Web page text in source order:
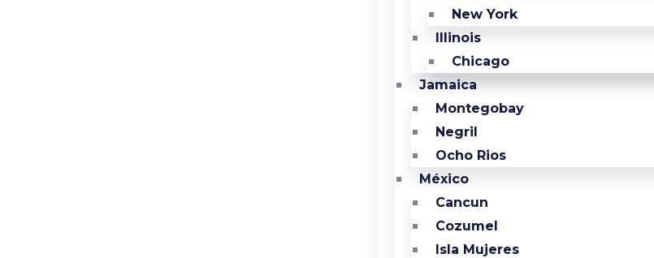
New York
Illinois
Chicago
Jamaica
Montegobay
Negril
Ocho Rios
México
Cancun
Cozumel
Isla Mujeres